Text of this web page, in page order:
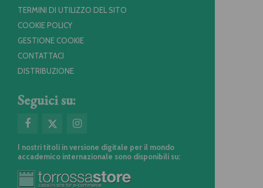
TERMINI DI UTILIZZO DEL SITO
COOKIE POLICY
GESTIONE COOKIE
CONTATTACI
DISTRIBUZIONE
Seguici su:
I nostri titoli in versione digitale per il mondo
accademico internazionale sono disponibili su: